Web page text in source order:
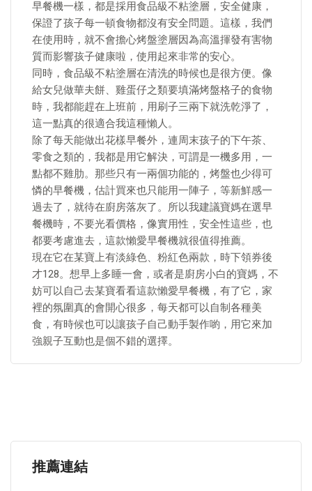
早餐機一樣，都是採用食品級不粘塗層，安全健康，
保證了孩子每一頓食物都沒有安全問題。這樣，我們
在使用時，就不會擔心烤盤塗層因為高溫揮發有害物
質而影響孩子健康啦，使用起來非常的安心。
同時，食品級不粘塗層在清洗的時候也是很方便。像
給女兒做華夫餅、雞蛋仔之類要填滿烤盤格子的食物
時，我都能趕在上班前，用刷子三兩下就洗乾淨了，
這一點真的很適合我這種懶人。
除了每天能做出花樣早餐外，連周末孩子的下午茶、
零食之類的，我都是用它解決，可謂是一機多用，一
點都不雞肋。那些只有一兩個功能的，烤盤也少得可
憐的早餐機，估計買來也只能用一陣子，等新鮮感一
過去了，就待在廚房落灰了。所以我建議寶媽在選早
餐機時，不要光看價格，像實用性，安全性這些，也
都要考慮進去，這款懶愛早餐機就很值得推薦。
現在它在某寶上有淡綠色、粉紅色兩款，時下領券後
才128。想早上多睡一會，或者是廚房小白的寶媽，不
妨可以自己去某寶看看這款懶愛早餐機，有了它，家
裡的氛圍真的會開心很多，每天都可以自制各種美
食，有時候也可以讓孩子自己動手製作喲，用它來加
強親子互動也是個不錯的選擇。
推薦連結